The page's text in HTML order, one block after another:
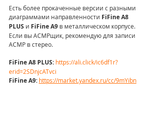
Есть более прокаченные версии с разными
диаграммами направленности FiFine A8
PLUS и FiFine A9 в металлическом корпусе.
Если вы АСМРщик, рекомендую для записи
АСМР в стерео.
FiFine A8 PLUS: https://ali.click/ic6df1r?
erid=2SDnjcATvci
FiFine A9: https://market.yandex.ru/cc/9mYibn